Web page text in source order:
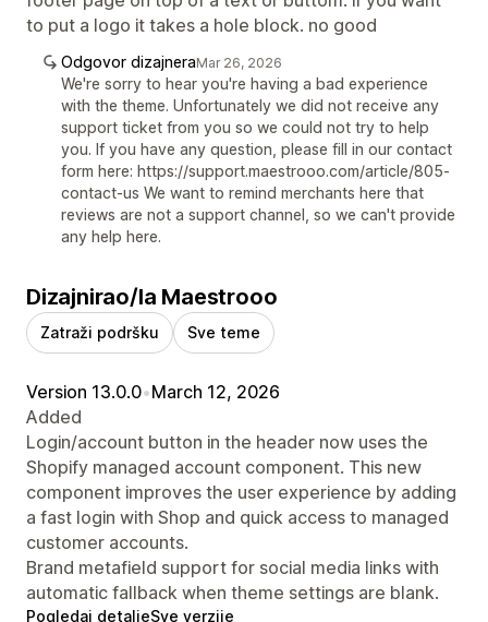
to put a logo it takes a hole block. no good
Odgovor dizajneraMar 26, 2026
We're sorry to hear you're having a bad experience
with the theme. Unfortunately we did not receive any
support ticket from you so we could not try to help
you. If you have any question, please fill in our contact
form here: https://support.maestrooo.com/article/805-
contact-us We want to remind merchants here that
reviews are not a support channel, so we can't provide
any help here.
Dizajnirao/la Maestrooo
Zatraži podršku Sve teme
Version 13.0.0•March 12, 2026
Added
Login/account button in the header now uses the
Shopify managed account component. This new
component improves the user experience by adding
a fast login with Shop and quick access to managed
customer accounts.
Brand metafield support for social media links with
automatic fallback when theme settings are blank.
Pogledaj detaljeSve verzije